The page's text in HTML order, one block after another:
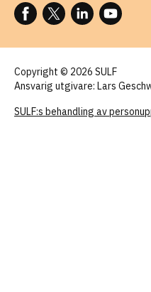
FÖLJ OSS PÅ FACEBOOK
FÖLJ OSS PÅ X
FÖLJ OSS PÅ
FÖLJ OSS
Copyright © 2026 SULF
Ansvarig utgivare: Lars
SULF:s behandling av